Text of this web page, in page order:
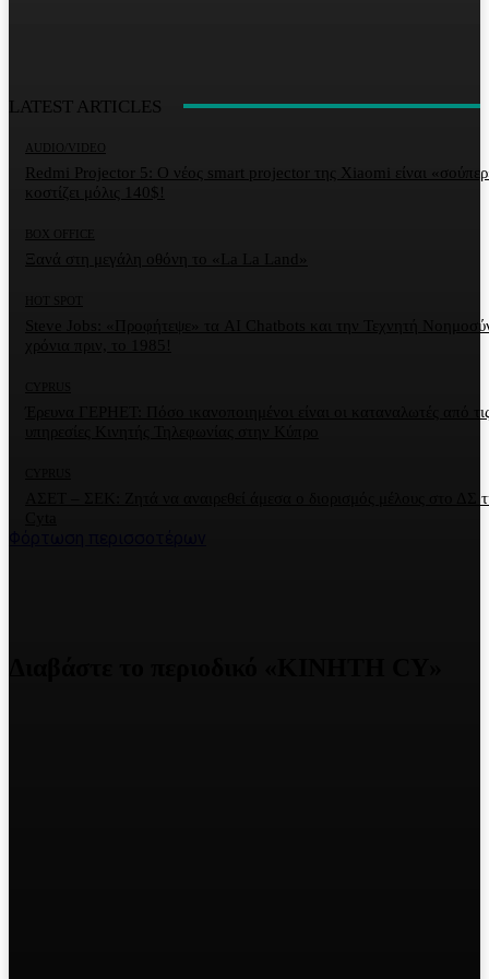
LATEST ARTICLES
AUDIO/VIDEO
Redmi Projector 5: Ο νέος smart projector της Xiaomi είναι
κοστίζει μόλις 140$!
BOX OFFICE
Ξανά στη μεγάλη οθόνη το «La La Land»
Steve Jobs: «Προφήτεψε» τα AI Chatbots και την Τεχνητή
Έρευνα ΓΕΡΗΕΤ: Πόσο ικανοποιημένοι είναι οι καταναλωτές από
ΑΣΕΤ – ΣΕΚ: Ζητά να αναιρεθεί άμεσα ο διορισμός μέλους στο ΔΣ